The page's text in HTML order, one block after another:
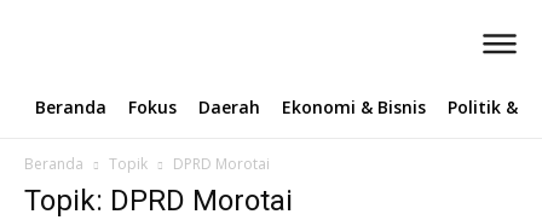
Beranda Fokus Daerah Ekonomi & Bisnis Politik &
Beranda Topik DPRD Morotai
Topik: DPRD Morotai